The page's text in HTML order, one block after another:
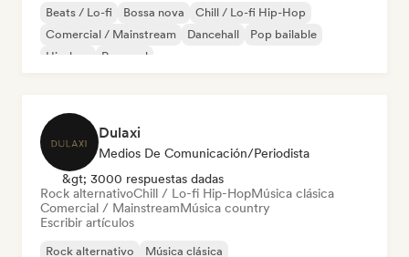
Beats / Lo-fi Bossa nova
Chill / Lo-fi Hip-Hop
Comercial / Mainstream
Dancehall
Pop bailable
Hip-hop
Pop soul
Dulaxi
Medios De Comunicación/Periodista
&gt; 3000 respuestas dadas
Rock alternativoChill / Lo-fi Hip-HopMúsica clásica
Comercial / MainstreamMúsica country
Escribir artículos
Rock alternativo
Música clásica